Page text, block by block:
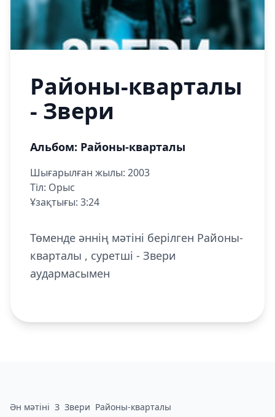
Районы-кварталы
- Звери
Альбом: Районы-кварталы
Шығарылған жылы: 2003
Тіл: Орыс
Ұзақтығы: 3:24
Төменде әннің мәтіні берілген Районы-
кварталы , суретші - Звери
аудармасымен
Ән мәтіні З Звери Районы-кварталы